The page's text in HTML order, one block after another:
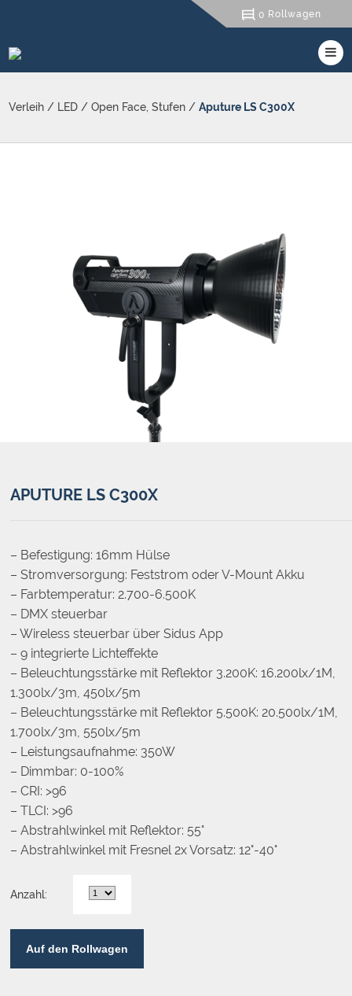
0 Rollwagen
Verleih / LED /Open Face, Stufen /Aputure LS C300X
APUTURE LS C300X
– Befestigung: 16mm Hülse
– Stromversorgung: Feststrom oder V-Mount Akku
– Farbtemperatur: 2.700-6.500K
– DMX steuerbar
– Wireless steuerbar über Sidus App
– 9 integrierte Lichteffekte
– Beleuchtungsstärke mit Reflektor 3.200K: 16.200lx/1M,
1.300lx/3m, 450lx/5m
– Beleuchtungsstärke mit Reflektor 5.500K: 20.500lx/1M,
1.700lx/3m, 550lx/5m
– Leistungsaufnahme: 350W
– Dimmbar: 0-100%
– CRI: >96
– TLCI: >96
– Abstrahlwinkel mit Reflektor: 55°
– Abstrahlwinkel mit Fresnel 2x Vorsatz: 12°-40°
Anzahl:
Auf den Rollwagen